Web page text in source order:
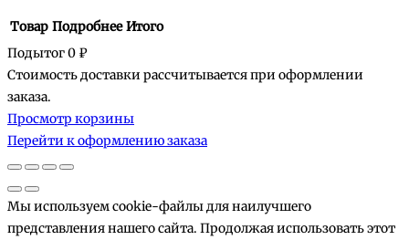
Товары
в
корзине
Товар Подробнее Итого
Подытог0 ₽
Стоимость доставки рассчитывается при оформлении
заказа.
Просмотр корзины
Перейти к оформлению заказа
Мы используем cookie-файлы для наилучшего
представления нашего сайта. Продолжая использовать этот